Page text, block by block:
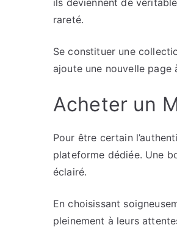
ils deviennent de
rareté.
Se constituer une
ajoute une nouvelle page
Acheter un
Pour être certain
plateforme dédiée. Une
éclairé.
En choisissant
pleinement à leurs